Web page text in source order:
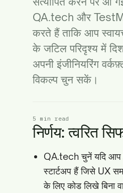
QA.tech और
करते हैं ताकि आप
के जटिल परिदृश्य में
अपनी इंजीनियरिंग
विकल्प चुन सकें।
5 min read
निर्णय: त्वरित
QA.tech चुनें यदि आप
स्टार्टअप हैं जिसे UX
के लिए कोड लिखे बिना